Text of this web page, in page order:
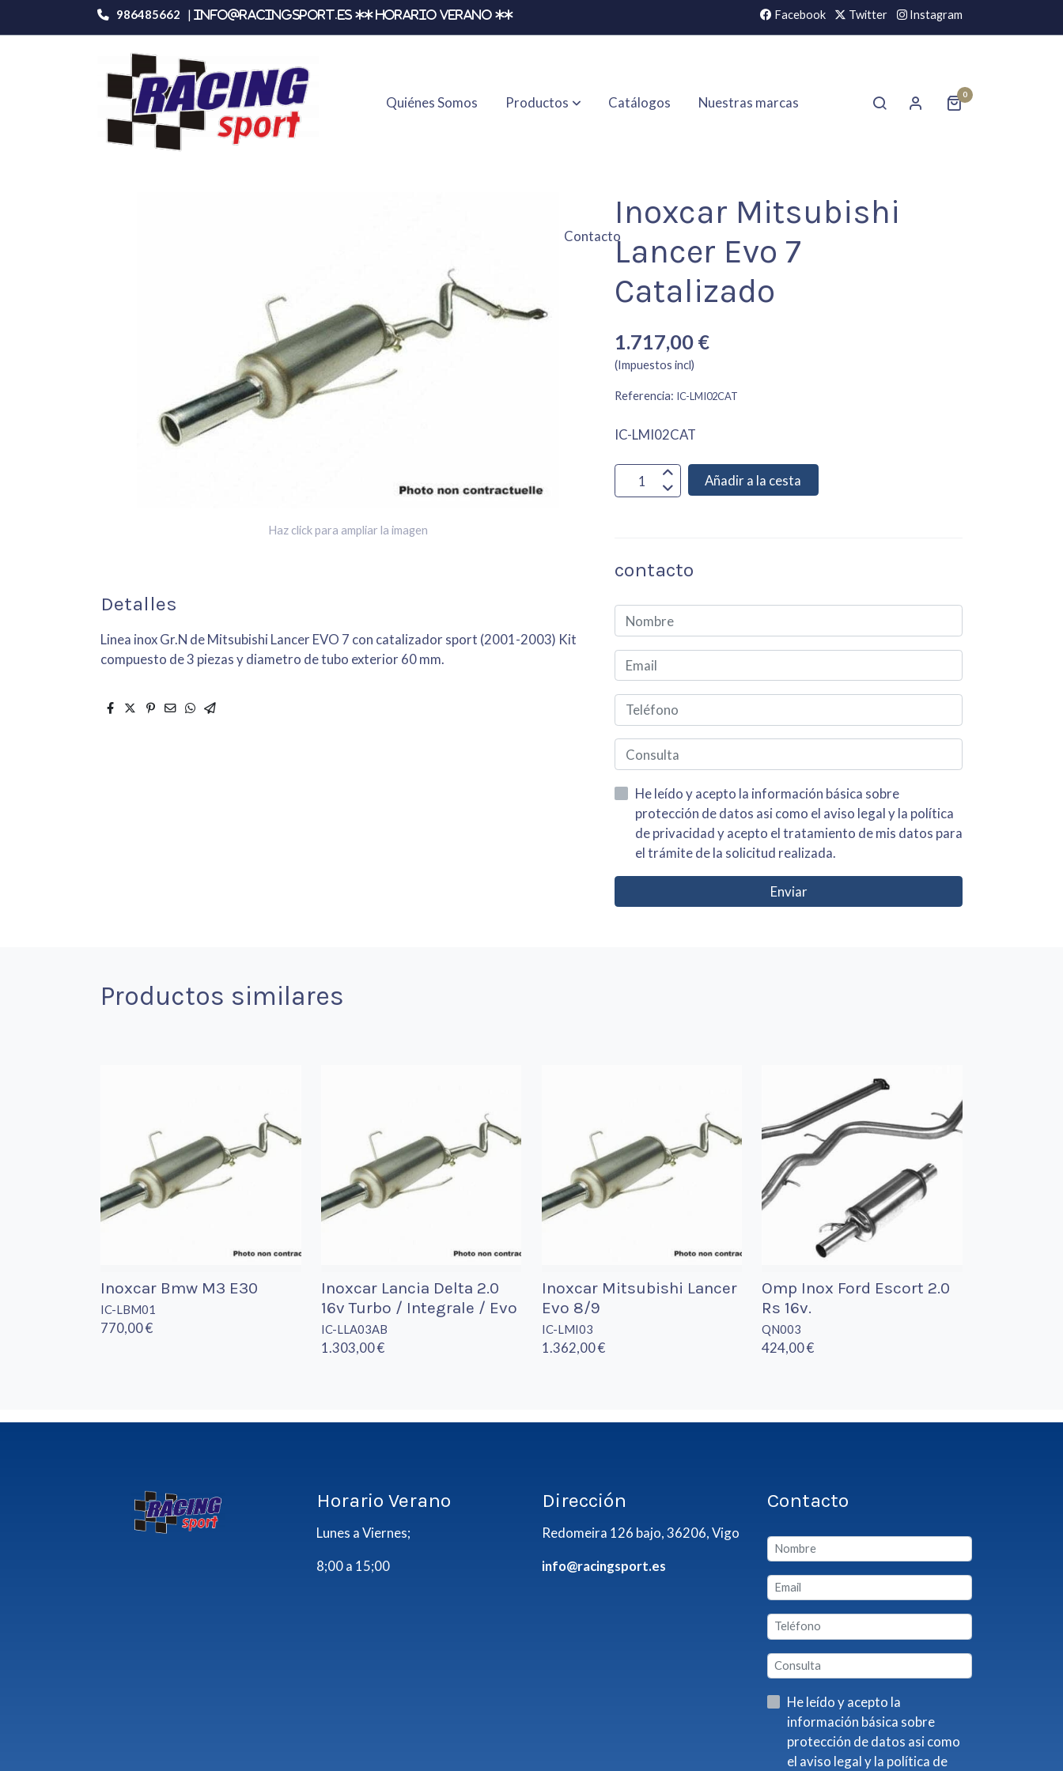
986485662 | info@racingsport.es ** HORARIO VERANO ** Facebook Twitter Instagram
Quiénes Somos Productos Catálogos Nuestras marcas
Contacto
0
Productos Inoxcar Mitsubishi Lancer Evo 7 Catalizado
Haz click para ampliar la imagen
Detalles
Linea inox Gr.N de Mitsubishi Lancer EVO 7 con catalizador sport (2001-2003) Kit
compuesto de 3 piezas y diametro de tubo exterior 60 mm.
Inoxcar Mitsubishi
Lancer Evo 7
Catalizado
1.717,00 €
(Impuestos incl)
Referencia: IC-LMI02CAT
IC-LMI02CAT
Añadir a la cesta
contacto
He leído y acepto la información básica sobre
protección de datos asi como el aviso legal y la política
de privacidad y acepto el tratamiento de mis datos para
el trámite de la solicitud realizada.
Enviar
Productos similares
Inoxcar Bmw M3 E30
IC-LBM01
770,00 €
Inoxcar Lancia Delta 2.0
16v Turbo / Integrale / Evo
IC-LLA03AB
1.303,00 €
Inoxcar Mitsubishi Lancer
Evo 8/9
IC-LMI03
1.362,00 €
Omp Inox Ford Escort 2.0
Rs 16v.
QN003
424,00 €
Horario Verano
Lunes a Viernes;
8;00 a 15;00
Dirección
Redomeira 126 bajo, 36206, Vigo
info@racingsport.es
Contacto
He leído y acepto la
información básica sobre
protección de datos asi como
el aviso legal y la política de